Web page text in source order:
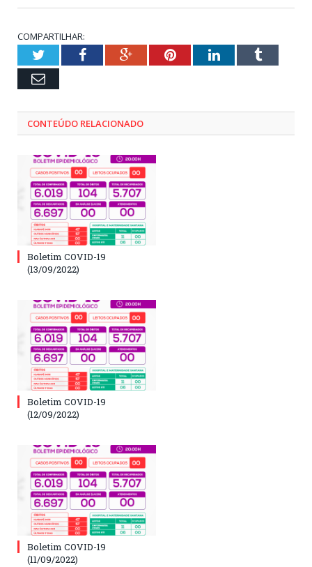
COMPARTILHAR:
TwitterFacebookGoogle+PinterestLinkedInTumblr
Email
CONTEÚDO RELACIONADO
Boletim COVID-19
(13/09/2022)
Boletim COVID-19
(12/09/2022)
Boletim COVID-19
(11/09/2022)